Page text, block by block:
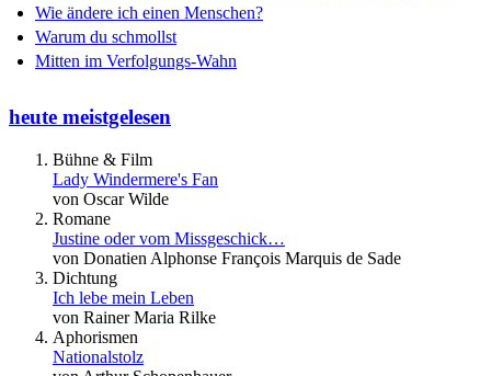
Wie ändere ich einen Menschen?
Warum du schmollst
Mitten im Verfolgungs-Wahn
heute meistgelesen
Bühne & Film
Lady Windermere's Fan
von Oscar Wilde
Romane
Justine oder vom Missgeschick…
von Donatien Alphonse François Marquis de Sade
Dichtung
Ich lebe mein Leben
von Rainer Maria Rilke
Aphorismen
Nationalstolz